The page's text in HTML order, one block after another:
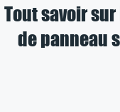
Tout savoir
de panneau